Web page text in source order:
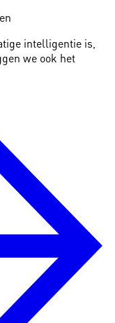
intelligentie is,
we ook het